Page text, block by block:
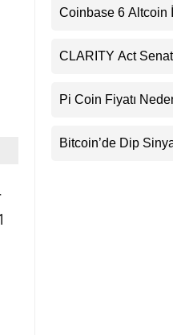
Uyarı
Coinbase 6 Altcoin
CLARITY Act
Pi Coin Fiyatı
Destekledi
Bitcoin’de Dip